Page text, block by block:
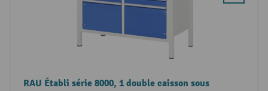
RAU Établi série 8000, 1 double caisson sous